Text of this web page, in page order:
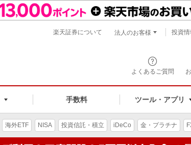
よくあるご質問
手数料 ツール・アプリ
楽天証券について 法人のお客様 投資
海外ETF NISA 投資信託・積立 iDeCo 金・プラチナ